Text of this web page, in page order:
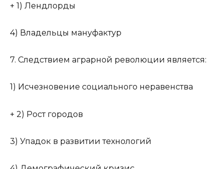
+ 1) Лендлорды
4) Владельцы мануфактур
7. Следствием аграрной революции является:
1) Исчезновение социального неравенства
+ 2) Рост городов
3) Упадок в развитии технологий